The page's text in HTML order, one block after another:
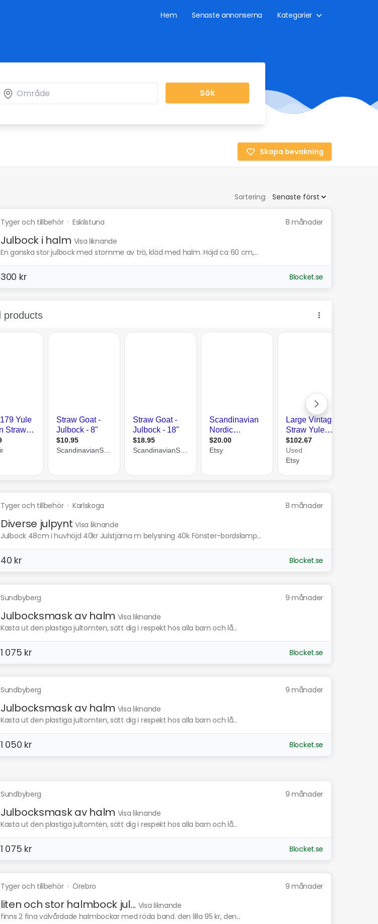
Hem Senaste annonserna Kategorier
Sök
Skapa bevakning
Sortering:
Tyger och tillbehör· Eskilstuna 8 månader
Julbock i halm Visa liknande
En ganska stor julbock med stomme av trä, kläd med halm. Höjd ca 60 cm,...
300 kr Blocket.se
Tyger och tillbehör· Karlskoga 8 månader
Diverse julpynt Visa liknande
Julbock 48cm i huvhöjd 40kr Julstjärna m belysning 40k Fönster-bordslamp...
40 kr Blocket.se
Sundbyberg 9 månader
Julbocksmask av halm Visa liknande
Kasta ut den plastiga jultomten, sätt dig i respekt hos alla barn och lå...
1 075 kr Blocket.se
Sundbyberg 9 månader
Julbocksmask av halm Visa liknande
Kasta ut den plastiga jultomten, sätt dig i respekt hos alla barn och lå...
1 050 kr Blocket.se
Sundbyberg 9 månader
Julbocksmask av halm Visa liknande
Kasta ut den plastiga jultomten, sätt dig i respekt hos alla barn och lå...
1 075 kr Blocket.se
Tyger och tillbehör· Örebro 9 månader
liten och stor halmbock jul... Visa liknande
finns 2 fina välvårdade halmbockar med röda band. den lilla 95 kr, den...